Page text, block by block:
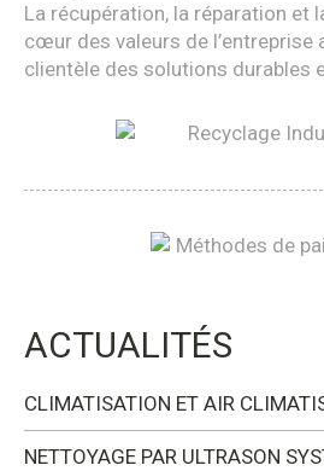
La récupération, la réparation et
cœur des valeurs de l’entreprise
clientèle des solutions durables
ACTUALITÉS
CLIMATISATION ET AIR
NETTOYAGE PAR ULTRASON